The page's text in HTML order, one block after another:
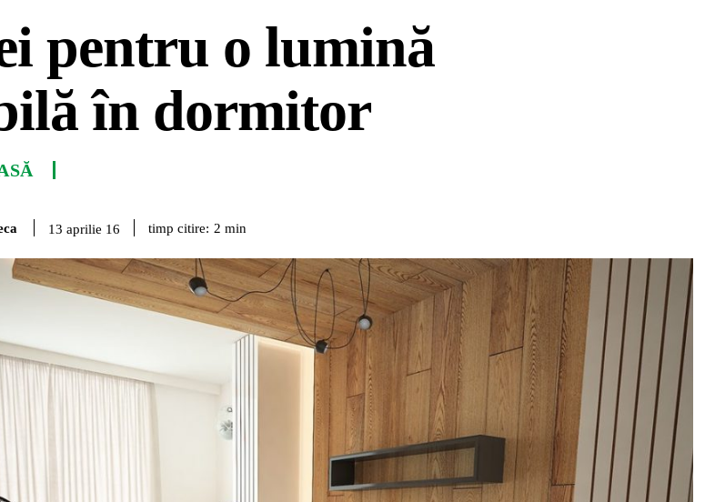
pentru o lumină
în dormitor
13 aprilie 16 timp citire: 2 min